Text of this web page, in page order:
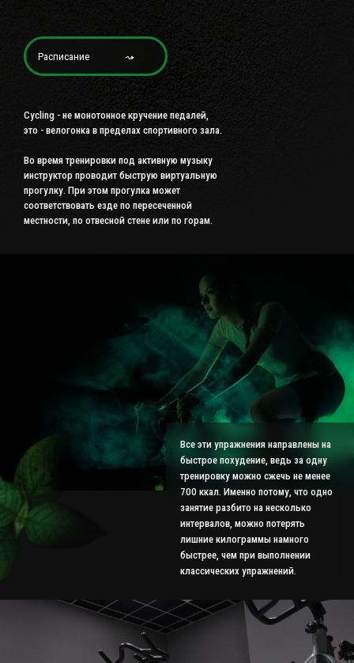
Все эти упражнения направлены на
быстрое похудение, ведь за одну
тренировку можно сжечь не менее
700 ккал. Именно потому, что одно
занятие разбито на несколько
интервалов, можно потерять
лишние килограммы намного
быстрее, чем при выполнении
классических упражнений.
Cycling - не монотонное кручение педалей,
это - велогонка в пределах спортивного зала.
Во время тренировки под активную музыку
инструктор проводит быструю виртуальную
прогулку. При этом прогулка может
соответствовать езде по пересеченной
местности, по отвесной стене или по горам.
Расписание ⤳